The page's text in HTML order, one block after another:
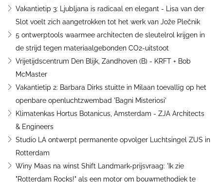
Vakantietip 3: Ljubljana is radicaal en elegant - Lisa van der
Slot voelt zich aangetrokken tot het werk van Jože Plečnik
5 ontwerptools waarmee architecten de sleutelrol krijgen in
de strijd tegen materiaalgebonden CO2-uitstoot
Vrijetijdscentrum Den Blijk, Zandhoven (B) - KRFT + Bob
McMaster
Vakantietip 2: Barbara Dirks stuitte in Milaan toevallig op het
openbare openluchtzwembad 'Bagni Misteriosi'
Klimatenkas Hortus Botanicus, Amsterdam - ZJA Architects
& Engineers
Studio LA ontwerpt permanente opvolger Luchtsingel ZUS in
Rotterdam
Winy Maas na winst Shift Landmark-prijsvraag: 'Ik zie
"Rotterdam Rocks!" als een motor om bouwmethodiek te